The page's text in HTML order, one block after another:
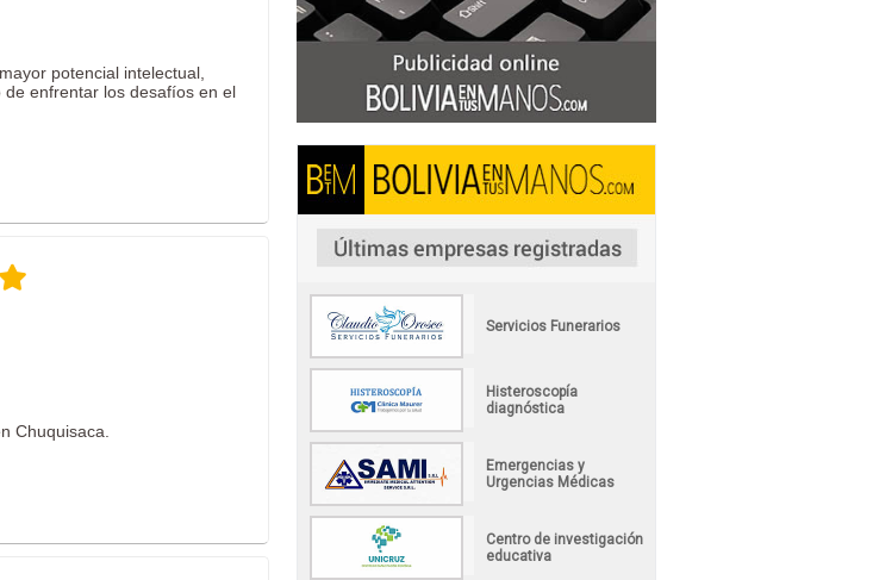
potencial intelectual,
enfrentar los desafíos en el
Chuquisaca.
Servicios Funerarios
Histeroscopía
diagnóstica
Emergencias y
Urgencias Médicas
Centro de investigación
educativa